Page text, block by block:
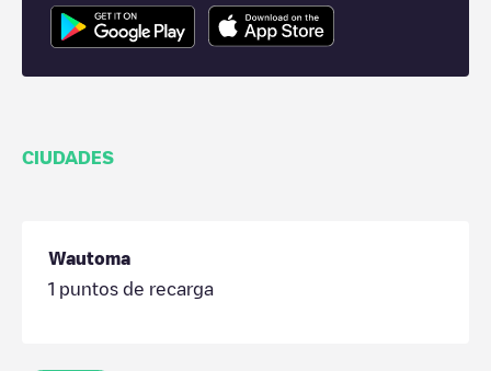
CIUDADES
Wautoma
1 puntos de recarga